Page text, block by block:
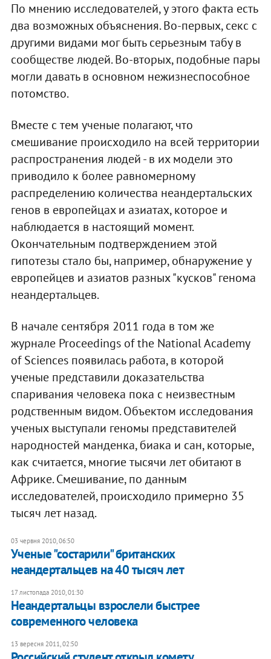
По мнению исследователей, у этого факта есть
два возможных объяснения. Во-первых, секс с
другими видами мог быть серьезным табу в
сообществе людей. Во-вторых, подобные пары
могли давать в основном нежизнеспособное
потомство.
Вместе с тем ученые полагают, что
смешивание происходило на всей территории
распространения людей - в их модели это
приводило к более равномерному
распределению количества неандертальских
генов в европейцах и азиатах, которое и
наблюдается в настоящий момент.
Окончательным подтверждением этой
гипотезы стало бы, например, обнаружение у
европейцев и азиатов разных "кусков" генома
неандертальцев.
В начале сентября 2011 года в том же
журнале Proceedings of the National Academy
of Sciences появилась работа, в которой
ученые представили доказательства
спаривания человека пока с неизвестным
родственным видом. Объектом исследования
ученых выступали геномы представителей
народностей манденка, биака и сан, которые,
как считается, многие тысячи лет обитают в
Африке. Смешивание, по данным
исследователей, происходило примерно 35
тысяч лет назад.
03 червня 2010, 06:50
Ученые "состарили" британских
неандертальцев на 40 тысяч лет
17 листопада 2010, 01:30
Неандертальцы взрослели быстрее
современного человека
13 вересня 2011, 02:50